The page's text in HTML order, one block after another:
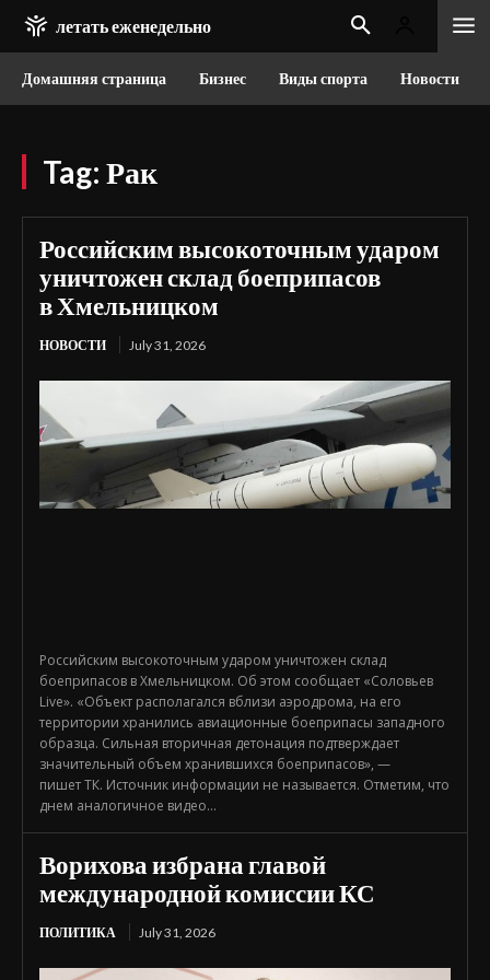
летать еженедельно
Домашняя страница Бизнес Виды спорта Новости
Tag: Рак
Российским высокоточным ударом
уничтожен склад боеприпасов
в Хмельницком
НОВОСТИ July 31, 2026
Российским высокоточным ударом уничтожен склад
боеприпасов в Хмельницком. Об этом сообщает «Соловьев
Live». «Объект располагался вблизи аэродрома, на его
территории хранились авиационные боеприпасы западного
образца. Сильная вторичная детонация подтверждает
значительный объем хранившихся боеприпасов», —
пишет ТК. Источник информации не называется. Отметим, что
днем аналогичное видео...
Ворихова избрана главой
международной комиссии КС
ПОЛИТИКА July 31, 2026